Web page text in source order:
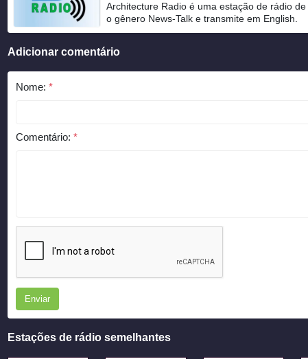
Architecture Radio é uma estação de rádio
o gênero News-Talk e transmite em English.
Adicionar comentário
Nome: *
Comentário: *
Enviar
Estações de rádio semelhantes